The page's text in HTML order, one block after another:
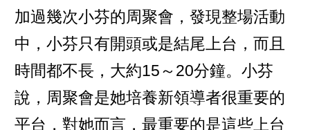
加過幾次小芬的周聚會，發現整場活動
中，小芬只有開頭或是結尾上台，而且
時間都不長，大約15～20分鐘。小芬
說，周聚會是她培養新領導者很重要的
平台，對她而言，最重要的是這些上台